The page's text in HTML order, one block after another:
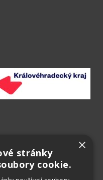
×
stránky
cookie.